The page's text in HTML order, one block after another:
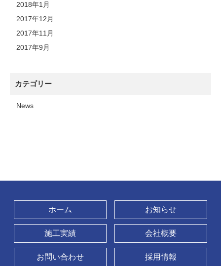
2018年1月
2017年12月
2017年11月
2017年9月
カテゴリー
News
ホーム お知らせ
施工実績 会社概要
お問い合わせ 採用情報